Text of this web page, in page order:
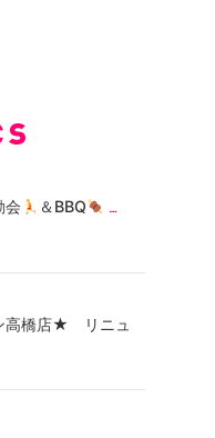
会
＆BBQ
…
橋店★ リニュ